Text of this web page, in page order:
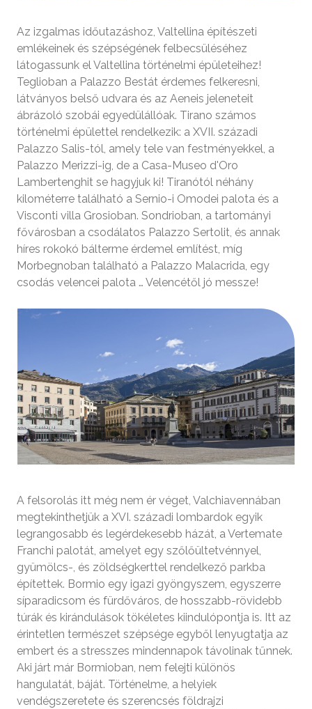
Az izgalmas időutazáshoz, Valtellina építészeti
emlékeinek és szépségének felbecsüléséhez
látogassunk el Valtellina történelmi épületeihez!
Teglioban a Palazzo Bestát érdemes felkeresni,
látványos belső udvara és az Aeneis jeleneteit
ábrázoló szobái egyedülállóak. Tirano számos
történelmi épülettel rendelkezik: a XVII. századi
Palazzo Salis-tól, amely tele van festményekkel, a
Palazzo Merizzi-ig, de a Casa-Museo d'Oro
Lambertenghit se hagyjuk ki! Tiranótól néhány
kilométerre található a Sernio-i Omodei palota és a
Visconti villa Grosioban. Sondrioban, a tartományi
fővárosban a csodálatos Palazzo Sertolit, és annak
híres rokokó bálterme érdemel említést, míg
Morbegnoban található a Palazzo Malacrida, egy
csodás velencei palota … Velencétől jó messze!
A felsorolás itt még nem ér véget, Valchiavennában
megtekinthetjük a XVI. századi lombardok egyik
legrangosabb és legérdekesebb házát, a Vertemate
Franchi palotát, amelyet egy szőlőültetvénnyel,
gyümölcs-, és zöldségkerttel rendelkező parkba
építettek. Bormio egy igazi gyöngyszem, egyszerre
síparadicsom és fürdőváros, de hosszabb-rövidebb
túrák és kirándulások tökéletes kiindulópontja is. Itt az
érintetlen természet szépsége egyből lenyugtatja az
embert és a stresszes mindennapok távolinak tűnnek.
Aki járt már Bormioban, nem felejti különös
hangulatát, báját. Történelme, a helyiek
vendégszeretete és szerencsés földrajzi